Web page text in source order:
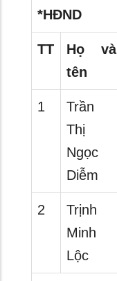
*HĐND
TT
Họ và
tên
1
Trần
Thị
Ngọc
Diễm
2
Trịnh
Minh
Lộc